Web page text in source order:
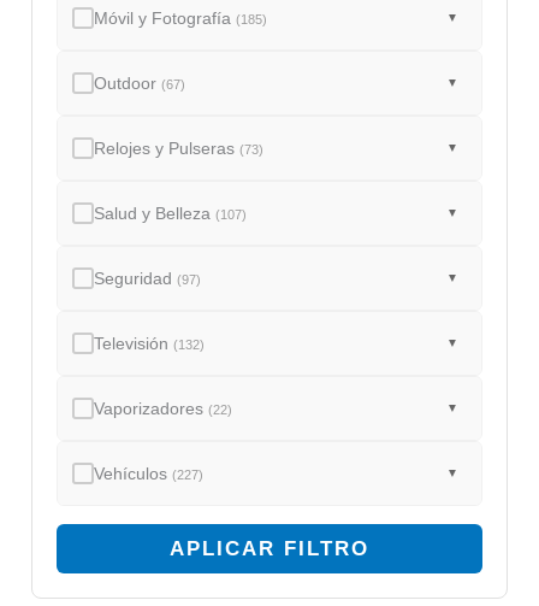
Móvil y Fotografía(185) ▼
Outdoor(67) ▼
Relojes y Pulseras(73) ▼
Salud y Belleza(107) ▼
Seguridad(97) ▼
Televisión(132) ▼
Vaporizadores(22) ▼
Vehículos(227) ▼
APLICAR FILTRO